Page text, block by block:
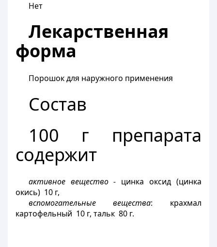
Нет
Лекарственная
форма
Порошок для наружного применения
Состав
100 г препарата
содержит
активное вещество - цинка оксид (цинка
окись) 10 г,
вспомогательные вещества:
крахмал
картофельный 10 г, тальк 80 г.